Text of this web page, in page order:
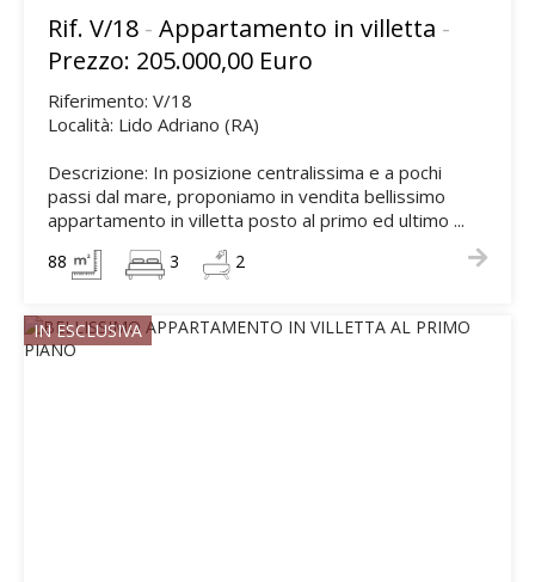
Rif. V/18 - Appartamento in villetta -
Prezzo: 205.000,00 Euro
Riferimento: V/18
Località: Lido Adriano (RA)
Descrizione: In posizione centralissima e a pochi
passi dal mare, proponiamo in vendita bellissimo
appartamento in villetta posto al primo ed ultimo ...
88 3 2
IN ESCLUSIVA